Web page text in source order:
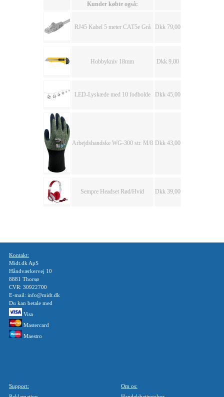
Kunder købte også:
RJ45 Kabel 5 meter CAT5e Grå Dkk 79,00
Hobbykniv 18mm Dkk 9,00
LED-Lyskæde med 10 fodbolde Dkk 45,00
Arbejdshandske WG-300 str. M/8 Dkk 43,00
Sempre Headset Rød/Hvid Dkk 39,00
Kontakt:
Midt.dk ApS
Håndværkervej 10
8881 Thorsø
CVR: 30922700
E-mail: info@midt.dk
Du kan betale med
Visa
Mastercard
Maestro
Support:
Om os: